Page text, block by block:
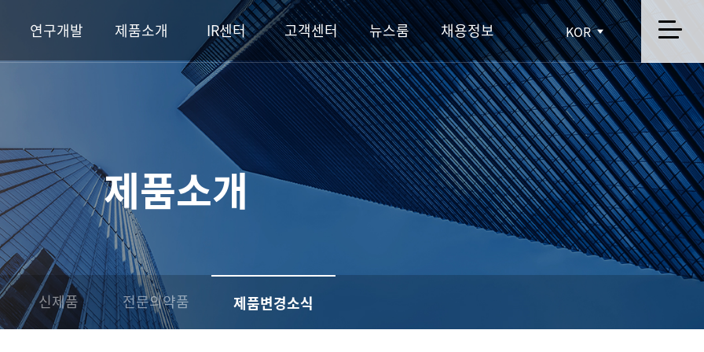
연구개발 제품소개 IR센터 고객센터 뉴스룸 채용정보 KOR
제품소개
신제품 전문의약품 제품변경소식